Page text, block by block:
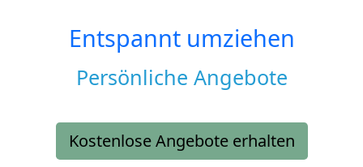
Entspannt umziehen
Persönliche Angebote
Kostenlose Angebote erhalten